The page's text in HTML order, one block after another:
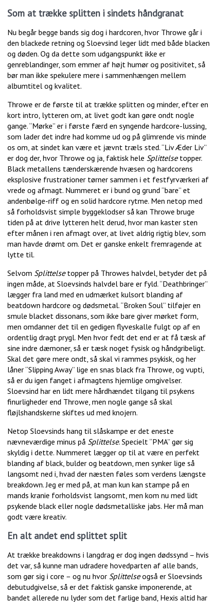
Som at trække splitten i sindets håndgranat
Nu begår begge bands sig dog i hardcoren, hvor Throwe går i
den blackede retning og Sloevsind leger lidt med både blacken
og døden. Og da dette som udgangspunkt ikke er
genreblandinger, som emmer af højt humør og positivitet, så
bør man ikke spekulere mere i sammenhængen mellem
albumtitel og kvalitet.
Throwe er de første til at trække splitten og minder, efter en
kort intro, lytteren om, at livet godt kan gøre ondt nogle
gange. “Mørke” er i første færd en syngende hardcore-lussing,
som lader det indre had komme ud og på glimrende vis minde
os om, at sindet kan være et jævnt træls sted. “Liv Æder Liv”
er dog der, hvor Throwe og ja, faktisk hele Splittelse topper.
Black metallens tænderskærende hvæsen og hardcorens
eksplosive frustrationer tørner sammen i et festfyrværkeri af
vrede og afmagt. Nummeret er i bund og grund “bare” et
andenbølge-riff og en solid hardcore rytme. Men netop med
så forholdsvist simple byggeklodser så kan Throwe bruge
tiden på at drive lytteren helt derud, hvor man kaster sten
efter månen i ren afmagt over, at livet aldrig rigtig blev, som
man havde drømt om. Det er ganske enkelt fremragende at
lytte til.
Selvom Splittelse topper på Throwes halvdel, betyder det på
ingen måde, at Sloevsinds halvdel bare er fyld. “Deathbringer”
lægger fra land med en udmærket kulsort blanding af
beatdown hardcore og dødsmetal. “Broken Soul” tilføjer en
smule blacket dissonans, som ikke bare giver mørket form,
men omdanner det til en gedigen flyveskalle fulgt op af en
ordentlig dragt prygl. Men hvor fedt det end er at få tæsk af
sine indre dæmoner, så er tæsk noget fysisk og håndgribeligt.
Skal det gøre mere ondt, så skal vi rammes psykisk, og her
låner “Slipping Away” lige en snas black fra Throwe, og vupti,
så er du igen fanget i afmagtens hjemlige omgivelser.
Sloevsind har en lidt mere hårdhændet tilgang til psykens
finurligheder end Throwe, men nogle gange så skal
fløjlshandskerne skiftes ud med knojern.
Netop Sloevsinds hang til slåskampe er det eneste
nævneværdige minus på Splittelse. Specielt “PMA” gør sig
skyldig i dette. Nummeret lægger op til at være en perfekt
blanding af black, bulder og beatdown, men synker lige så
langsomt ned i, hvad der næsten føles som verdens længste
breakdown. Jeg er med på, at man kun kan stampe på en
mands kranie forholdsvist langsomt, men kom nu med lidt
psykende black eller nogle dødsmetalliske jabs. Her må man
godt være kreativ.
En alt andet end splittet split
At trække breakdowns i langdrag er dog ingen dødssynd – hvis
det var, så kunne man udradere hovedparten af alle bands,
som gør sig i core – og nu hvor Splittelseogså er Sloevsinds
debutudgivelse, så er det faktisk ganske imponerende, at
bandet allerede nu lyder som det farlige band, Hexis altid har